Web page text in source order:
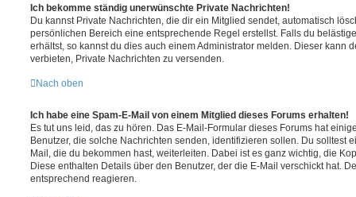
Ich bekomme ständig unerwünschte Private Nachrichten!
Du kannst Private Nachrichten, die dir ein Mitglied sendet, automatisch
persönlichen Bereich eine entsprechende Regel erstellst. Falls du
erhältst, so kannst du dies auch einem Administrator melden. Dieser kann
verbieten, Private Nachrichten zu versenden.
Nach oben
Ich habe eine Spam-E-Mail von einem Mitglied dieses Forums erhalten!
Es tut uns leid, das zu hören. Das E-Mail-Formular dieses Forums hat
Benutzer, die solche Nachrichten senden, identifizieren sollen. Du solltest
Mail, die du bekommen hast, weiterleiten. Dabei ist es ganz wichtig, die
Diese enthalten Details über den Benutzer, der die E-Mail verschickt hat.
entsprechend reagieren.